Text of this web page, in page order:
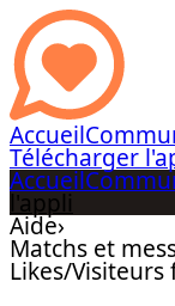
Accueil
Télécharger
Accueil
l'appli
Aide›
Matchs et
Likes/Visiteurs